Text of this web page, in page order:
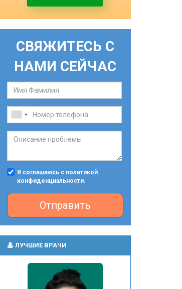
СВЯЖИТЕСЬ С
НАМИ СЕЙЧАС
Я соглашаюсь с политикой
конфиденциальности.
Отправить
ЛУЧШИЕ ВРАЧИ